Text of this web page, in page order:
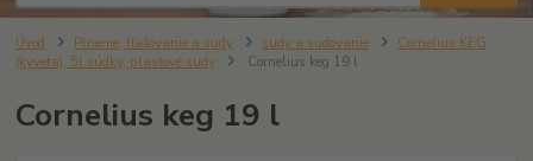
Úvod Plnenie, fľašovanie a sudy sudy a sudovanie
Cornelius KEG
(kyveta), 5l súdky, plastové sudy
Cornelius keg 19 l
Cornelius keg 19 l